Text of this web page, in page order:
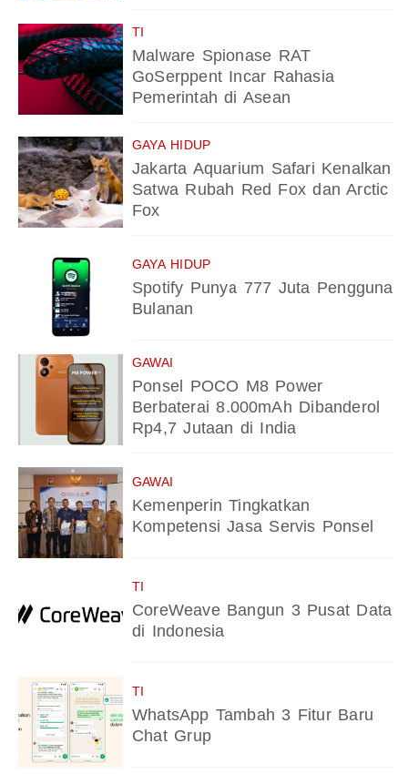
TI
Malware Spionase RAT
GoSerppent Incar Rahasia
Pemerintah di Asean
GAYA HIDUP
Jakarta Aquarium Safari Kenalkan
Satwa Rubah Red Fox dan Arctic
Fox
GAYA HIDUP
Spotify Punya 777 Juta Pengguna
Bulanan
GAWAI
Ponsel POCO M8 Power
Berbaterai 8.000mAh Dibanderol
Rp4,7 Jutaan di India
GAWAI
Kemenperin Tingkatkan
Kompetensi Jasa Servis Ponsel
TI
CoreWeave Bangun 3 Pusat Data
di Indonesia
TI
WhatsApp Tambah 3 Fitur Baru
Chat Grup